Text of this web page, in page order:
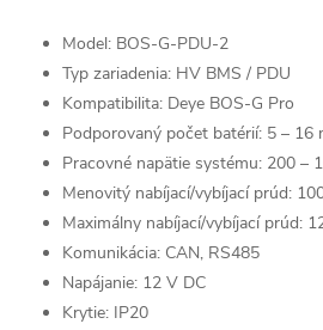
Model: BOS-G-PDU-2
Typ zariadenia: HV BMS / PDU
Kompatibilita: Deye BOS-G Pro
Podporovaný počet batérií: 5 – 16
Pracovné napätie systému: 200 –
Menovitý nabíjací/vybíjací prúd:
Maximálny nabíjací/vybíjací prúd:
Komunikácia: CAN, RS485
Napájanie: 12 V DC
Krytie: IP20